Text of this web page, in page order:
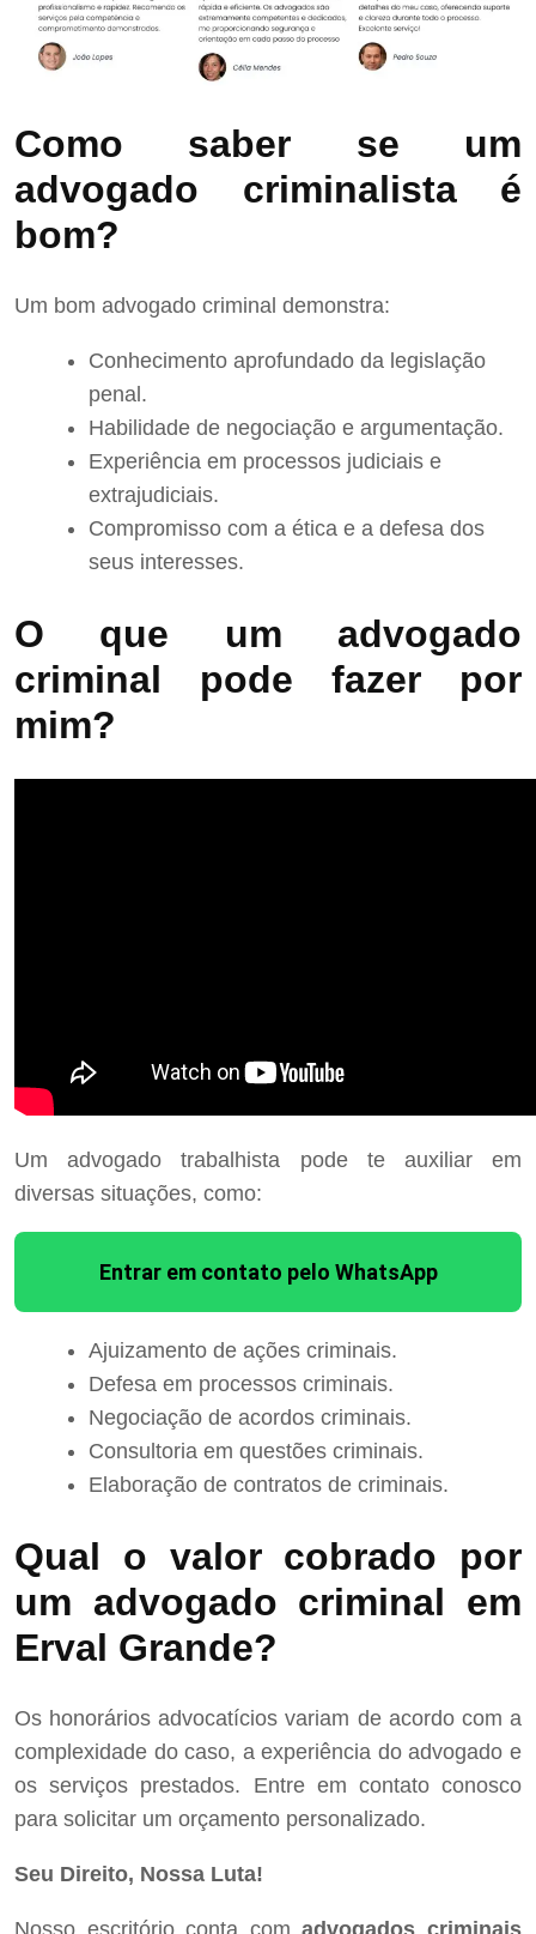
Como saber se um
advogado criminalista é
bom?
Um bom advogado criminal demonstra:
Conhecimento aprofundado da legislação
penal.
Habilidade de negociação e argumentação.
Experiência em processos judiciais e
extrajudiciais.
Compromisso com a ética e a defesa dos
seus interesses.
O que um advogado
criminal pode fazer por
mim?
Um advogado trabalhista pode te auxiliar em
diversas situações, como:
Entrar em contato pelo WhatsApp
Ajuizamento de ações criminais.
Defesa em processos criminais.
Negociação de acordos criminais.
Consultoria em questões criminais.
Elaboração de contratos de criminais.
Qual o valor cobrado por
um advogado criminal em
Erval Grande?
Os honorários advocatícios variam de acordo com a
complexidade do caso, a experiência do advogado e
os serviços prestados. Entre em contato conosco
para solicitar um orçamento personalizado.
Seu Direito, Nossa Luta!